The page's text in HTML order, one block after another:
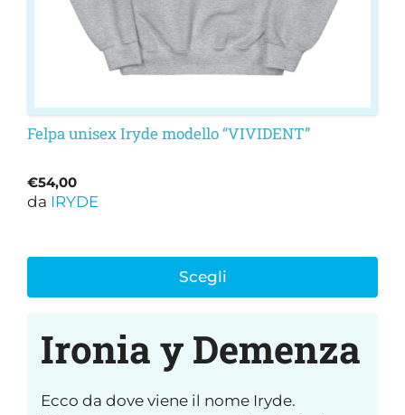
Felpa unisex Iryde modello “VIVIDENT”
€54,00
da IRYDE
Scegli
pagina
Ironia y Demenza
Ecco da dove viene il nome Iryde.